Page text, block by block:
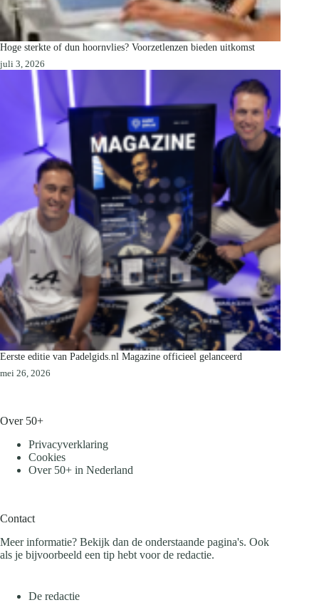
Hoge sterkte of dun hoornvlies? Voorzetlenzen bieden uitkomst
juli 3, 2026
Eerste editie van Padelgids.nl Magazine officieel gelanceerd
mei 26, 2026
Over 50+
Privacyverklaring
Cookies
Over 50+ in Nederland
Contact
Meer informatie? Bekijk dan de onderstaande pagina's. Ook
als je bijvoorbeeld een tip hebt voor de redactie.
De redactie